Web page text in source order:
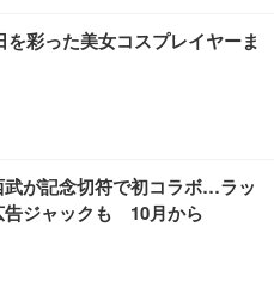
を彩った美女コスプレイヤーま
が記念切符で初コラボ…ラッ
告ジャックも 10月から